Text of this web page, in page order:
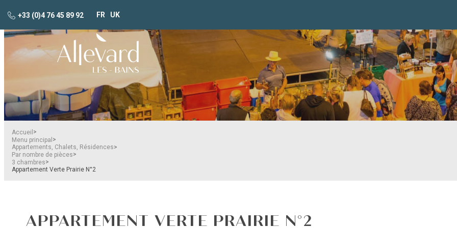
+33 (0)4 76 45 89 92 FR UK
Accueil >
Menu principal >
Appartements, Chalets, Résidences>
Par nombre de pièces>
3 chambres>
Appartement Verte Prairie N°2
APPARTEMENT VERTE PRAIRIE N°2